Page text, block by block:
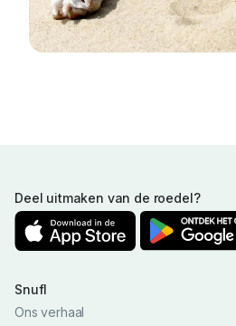
Deel uitmaken van de roedel?
Snufl
Ons verhaal